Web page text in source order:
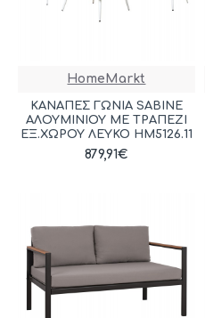
HomeMarkt
ΚΑΝΑΠΕΣ ΓΩΝΙΑ SABINE
ΑΛΟΥΜΙΝΙΟΥ ΜΕ ΤΡΑΠΕΖΙ
ΕΞ.ΧΩΡΟΥ ΛΕΥΚΟ HM5126.11
879,91€